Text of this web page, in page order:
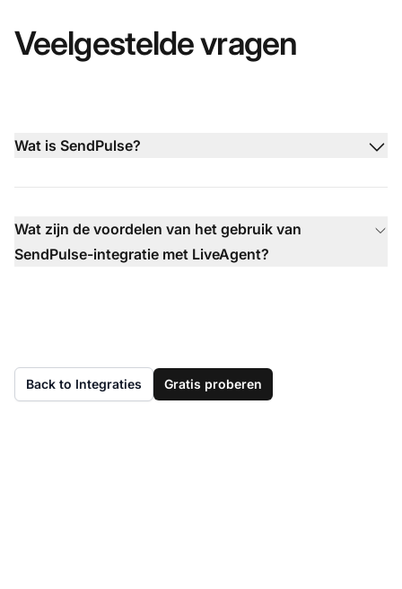
Veelgestelde vragen
Wat is SendPulse?
Wat zijn de voordelen van het gebruik van
SendPulse-integratie met LiveAgent?
Back to Integraties Gratis proberen